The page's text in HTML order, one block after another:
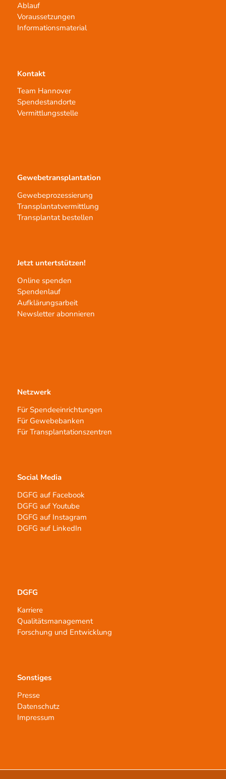
Ablauf
Voraussetzungen
Informationsmaterial
Kontakt
Team Hannover
Spendestandorte
Vermittlungsstelle
Gewebetransplantation
Gewebeprozessierung
Transplantatvermittlung
Transplantat bestellen
Jetzt untertstützen!
Online spenden
Spendenlauf
Aufklärungsarbeit
Newsletter abonnieren
Netzwerk
Für Spendeeinrichtungen
Für Gewebebanken
Für Transplantationszentren
Social Media
DGFG auf Facebook
DGFG auf Youtube
DGFG auf Instagram
DGFG auf LinkedIn
DGFG
Karriere
Qualitätsmanagement
Forschung und Entwicklung
Sonstiges
Presse
Datenschutz
Impressum